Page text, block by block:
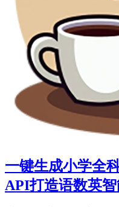
一键生成小学全
API打造语数英